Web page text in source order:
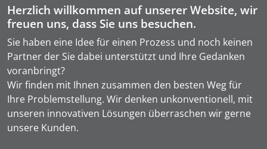
Herzlich willkommen auf unserer Website, wir
freuen uns, dass Sie uns besuchen.
Sie haben eine Idee für einen Prozess und noch keinen
Partner der Sie dabei unterstützt und Ihre Gedanken
voranbringt?
Wir finden mit Ihnen zusammen den besten Weg für
Ihre Problemstellung. Wir denken unkonventionell, mit
unseren innovativen Lösungen überraschen wir gerne
unsere Kunden.